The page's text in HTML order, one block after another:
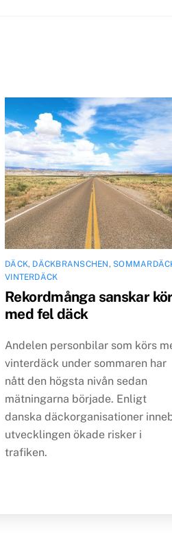
DÄCK, DÄCKBRANSCHEN,
VINTERDÄCK
Rekordmånga sanskar
med fel däck
Andelen personbilar som körs
vinterdäck under sommaren har
nått den högsta nivån sedan
mätningarna började. Enligt
danska däckorganisationer
utvecklingen ökade risker i
trafiken.